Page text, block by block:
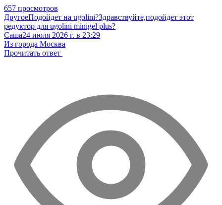
657 просмотров
ДругоеПодойдет на ugolini?Здравствуйте,подойдет этот
редуктор для ugolini minigel plus?
Саша24 июля 2026 г. в 23:29
Из города Москва
Прочитать ответ